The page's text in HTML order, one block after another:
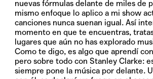
nuevas fórmulas delante de miles de
mismo enfoque lo aplico a mi show
canciones nunca suenan igual. Así
momento en que te encuentras,
lugares que aún no has explorado
Como te digo, es algo que aprendí
pero sobre todo con Stanley Clarke:
siempre pone la música por delante.